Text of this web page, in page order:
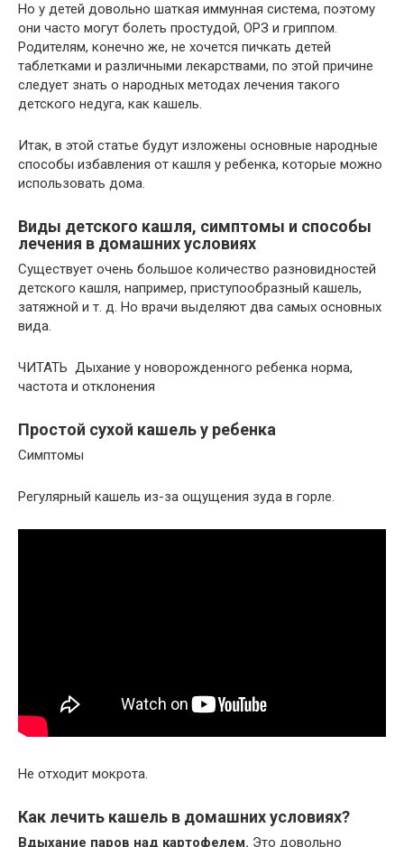
Но у детей довольно шаткая иммунная система, поэтому
они часто могут болеть простудой, ОРЗ и гриппом.
Родителям, конечно же, не хочется пичкать детей
таблетками и различными лекарствами, по этой причине
следует знать о народных методах лечения такого
детского недуга, как кашель.
Итак, в этой статье будут изложены основные народные
способы избавления от кашля у ребенка, которые можно
использовать дома.
Виды детского кашля, симптомы и способы
лечения в домашних условиях
Существует очень большое количество разновидностей
детского кашля, например, приступообразный кашель,
затяжной и т. д. Но врачи выделяют два самых основных
вида.
ЧИТАТЬ Дыхание у новорожденного ребенка норма,
частота и отклонения
Простой сухой кашель у ребенка
Симптомы
Регулярный кашель из-за ощущения зуда в горле.
Не отходит мокрота.
Как лечить кашель в домашних условиях?
Вдыхание паров над картофелем. Это довольно